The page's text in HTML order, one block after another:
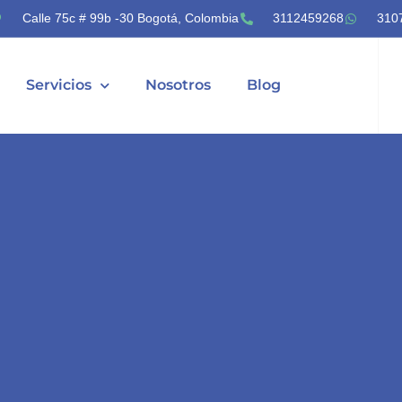
Calle 75c # 99b -30 Bogotá, Colombia 3112459268
Servicios Nosotros Blog